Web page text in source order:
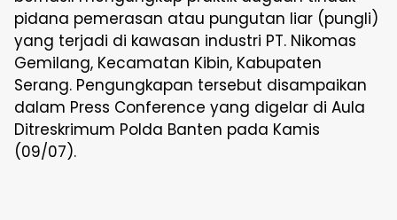
pidana pemerasan atau pungutan liar (pungli)
yang terjadi di kawasan industri PT. Nikomas
Gemilang, Kecamatan Kibin, Kabupaten
Serang. Pengungkapan tersebut disampaikan
dalam Press Conference yang digelar di Aula
Ditreskrimum Polda Banten pada Kamis
(09/07).